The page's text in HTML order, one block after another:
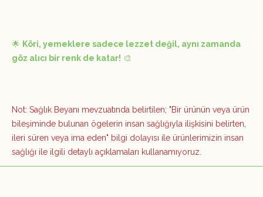
🌟 Köri, yemeklere sadece lezzet değil, aynı zamanda
göz alıcı bir renk de katar! 🎨
Not: Sağlık Beyanı mevzuatında belirtilen; "Bir ürünün veya ürün
bileşiminde bulunan ögelerin insan sağlığıyla ilişkisini belirten,
ileri süren veya ima eden" bilgi dolayısı ile ürünlerimizin insan
sağlığı ile ilgili detaylı açıklamaları kullanamıyoruz.